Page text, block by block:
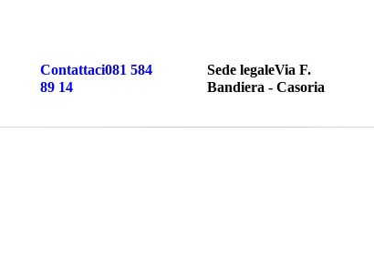
Contattaci081 584
89 14
Sede legaleVia F.
Bandiera - Casoria